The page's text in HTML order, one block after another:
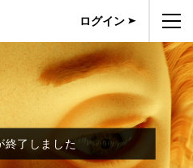
ログイン
終了しました